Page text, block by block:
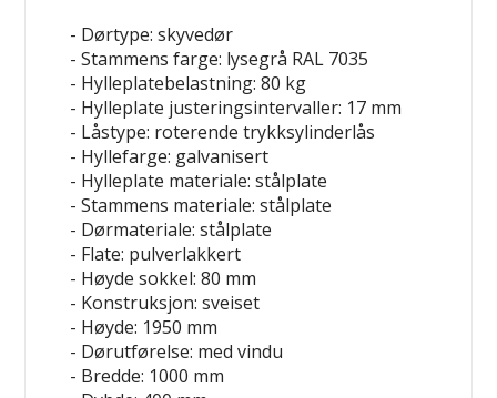
- Dørtype: skyvedør
- Stammens farge: lysegrå RAL 7035
- Hylleplatebelastning: 80 kg
- Hylleplate justeringsintervaller: 17 mm
- Låstype: roterende trykksylinderlås
- Hyllefarge: galvanisert
- Hylleplate materiale: stålplate
- Stammens materiale: stålplate
- Dørmateriale: stålplate
- Flate: pulverlakkert
- Høyde sokkel: 80 mm
- Konstruksjon: sveiset
- Høyde: 1950 mm
- Dørutførelse: med vindu
- Bredde: 1000 mm